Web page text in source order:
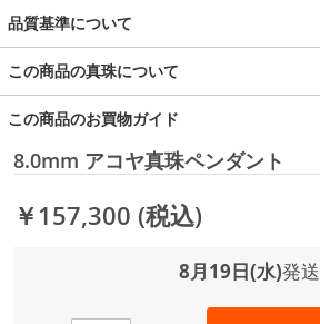
品質基準について
この商品の真珠について
この商品のお買物ガイド
8.0mm アコヤ真珠ペンダント
￥157,300 (税込)
8月19日(水)発送